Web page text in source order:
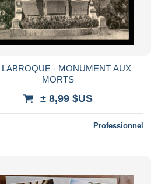
LABROQUE - MONUMENT AUX
MORTS
± 8,99 $US
Professionnel